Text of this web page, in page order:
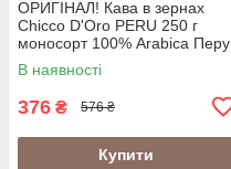
ОРИГІНАЛ! Кава в зернах
Chicco D'Oro PERU 250 г
моносорт 100% Arabica Перу
у металевій банці
(Швейцарія)
В наявності
376 ₴ 576 ₴
Купити